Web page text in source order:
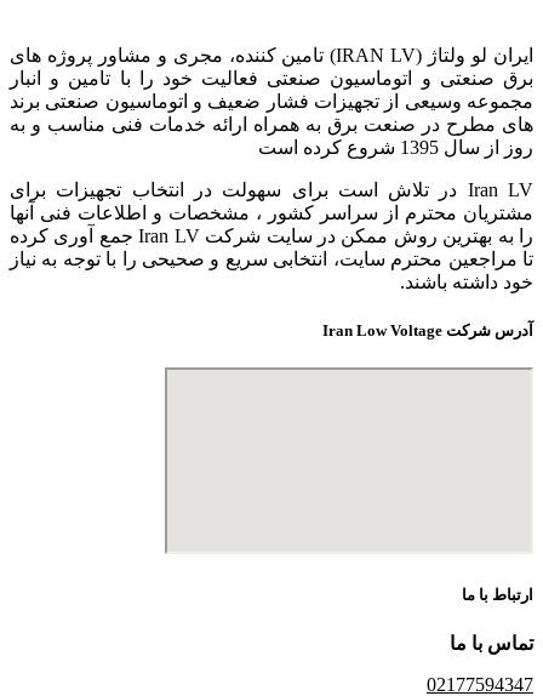
ایران لو ولتاژ (IRAN LV) تامین کننده، مجری و مشاور پروژه های
برق صنعتی و اتوماسیون صنعتی فعالیت خود را با تامین و انبار
مجموعه وسیعی از تجهیزات فشار ضعیف و اتوماسیون صنعتی برند
های مطرح در صنعت برق به همراه ارائه خدمات فنی مناسب و به
روز از سال 1395 شروع کرده است
Iran LV در تلاش است برای سهولت در انتخاب تجهیزات برای
مشتریان محترم از سراسر کشور ، مشخصات و اطلاعات فنی آنها
را به بهترین روش ممکن در سایت شرکت Iran LV جمع آوری کرده
تا مراجعین محترم سایت، انتخابی سریع و صحیحی را با توجه به نیاز
خود داشته باشند.
آدرس شرکت Iran Low Voltage
ارتباط با ما
تماس با ما
02177594347